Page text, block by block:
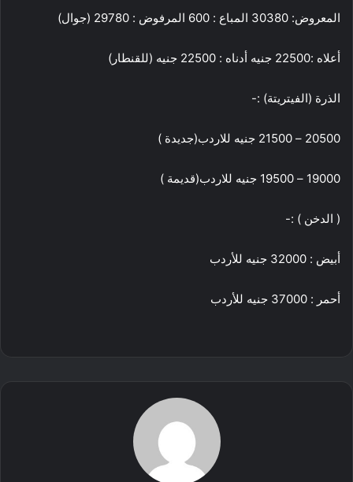
المعروض: 30380 المباع : 600 المرفوض : 29780 (جوال)
أعلاه :22500 جنيه أدناه : 22500 جنيه (للقنطار)
الذرة (الفيتريتة) :-
20500 – 21500 جنيه للاردب(جديدة )
19000 – 19500 جنيه للاردب(قديمة )
( الدخن ) :-
أبيض : 32000 جنيه للأردب
أحمر : 37000 جنيه للأردب